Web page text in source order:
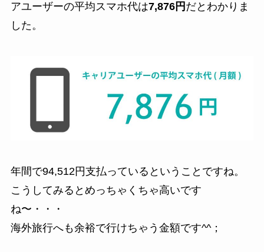
アユーザーの平均スマホ代は7,876円 だとわかりま
した。
年間で94,512円支払っているということですね。
こうしてみるとめっちゃくちゃ高いです
ね〜・・・
海外旅行へも余裕で行けちゃう金額です^^；